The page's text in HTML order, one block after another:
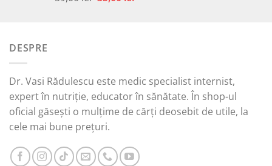
DESPRE
Dr. Vasi Rădulescu este medic specialist internist,
expert în nutriție, educator în sănătate. În shop-ul
oficial găsești o mulțime de cărți deosebit de utile, la
cele mai bune prețuri.